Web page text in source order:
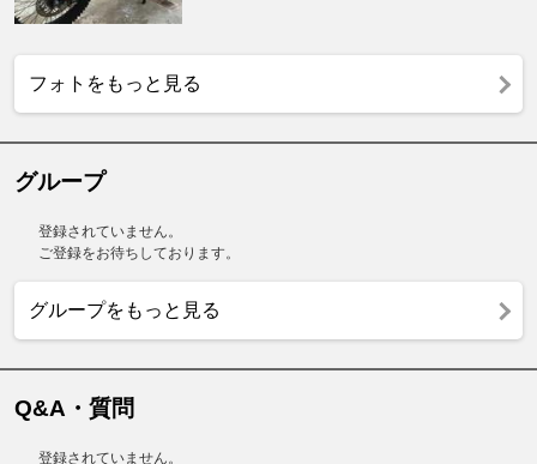
フォトをもっと見る
グループ
登録されていません。
ご登録をお待ちしております。
グループをもっと見る
Q&A・質問
登録されていません。